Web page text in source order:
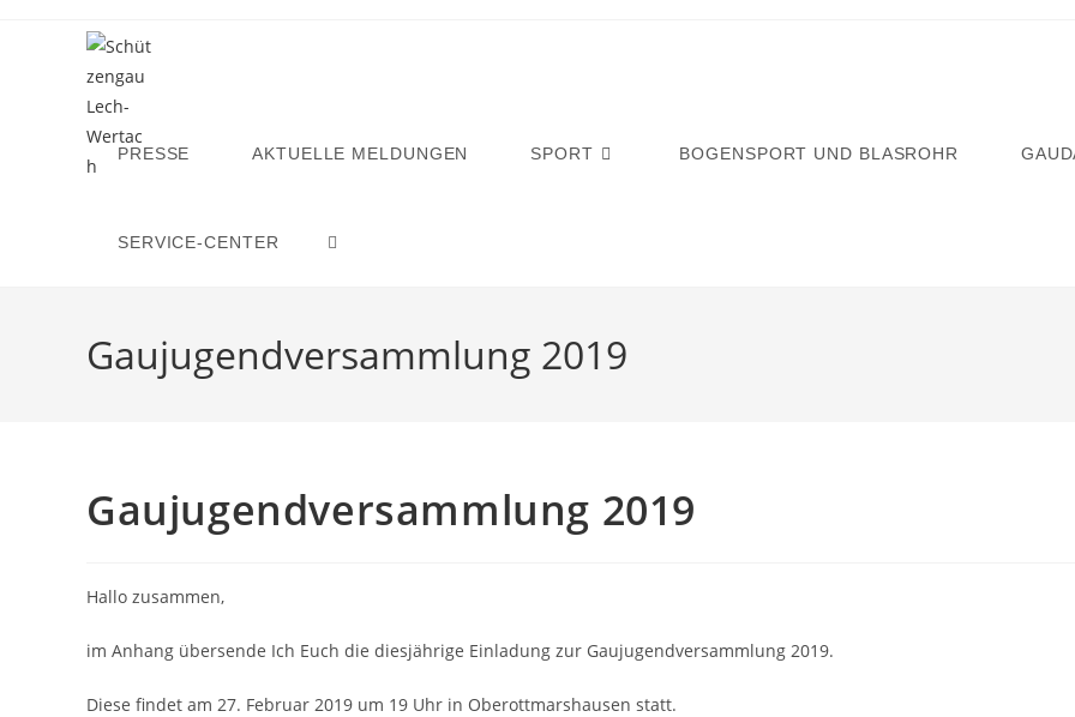
PRESSE AKTUELLE MELDUNGEN SPORT BOGENSPORT UND BLASROHR
SERVICE-CENTER WEBSITE-
Gaujugendversammlung 2019
Gaujugendversammlung 2019
Hallo zusammen,
im Anhang übersende Ich Euch die diesjährige Einladung zur Gaujugendversammlung 2019.
Diese findet am 27. Februar 2019 um 19 Uhr in Oberottmarshausen statt.